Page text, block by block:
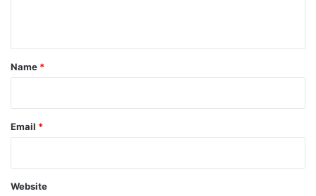
*
Name *
Email *
Website